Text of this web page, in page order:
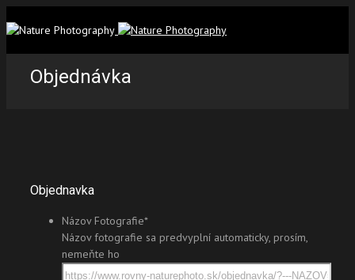
Objednávka
Objednavka
Názov Fotografie*
Názov fotografie sa predvyplní automaticky, prosím,
nemeňte ho